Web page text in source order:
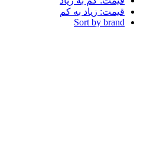
قیمت: زیاد به کم
Sort by brand